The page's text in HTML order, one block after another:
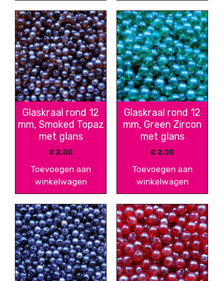
Glaskraal rond 12
mm, Smoked Topaz
met glans
€ 2,00
Toevoegen aan
winkelwagen
Glaskraal rond 12
mm, Green Zircon
met glans
€ 2,00
Toevoegen aan
winkelwagen